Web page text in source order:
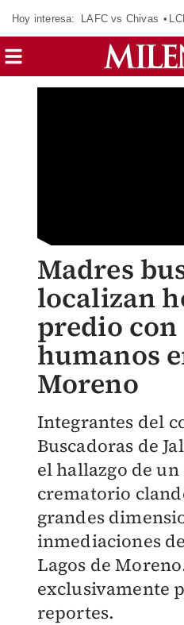
Hoy interesa: LAFC vs Chivas
Madres
localizan
predio con
humanos
Moreno
Integrantes del
Buscadoras de
el hallazgo de
crematorio
grandes
inmediaciones
Lagos de
exclusivamente
reportes.